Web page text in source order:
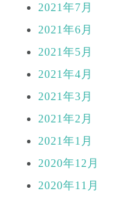
2021年7月
2021年6月
2021年5月
2021年4月
2021年3月
2021年2月
2021年1月
2020年12月
2020年11月